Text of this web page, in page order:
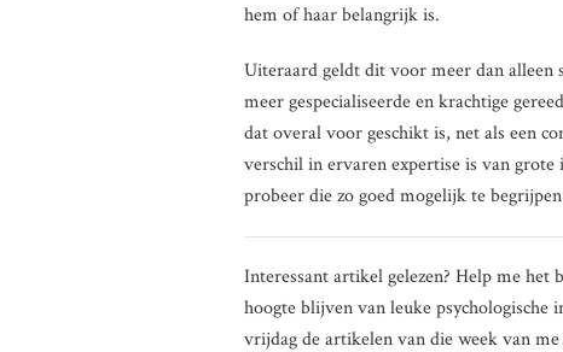
hem of haar belangrijk is.
Uiteraard geldt dit voor meer dan alleen
meer gespecialiseerde en krachtige
dat overal voor geschikt is, net als een
verschil in ervaren expertise is van grote
probeer die zo goed mogelijk te
Interessant artikel gelezen? Help me het
hoogte blijven van leuke psychologische
vrijdag de artikelen van die week van